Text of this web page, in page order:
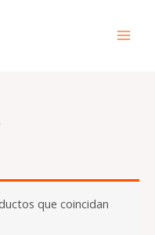
que coincidan